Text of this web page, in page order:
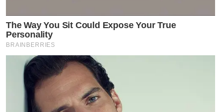
The Way You Sit Could Expose Your True
Personality
BRAINBERRIES